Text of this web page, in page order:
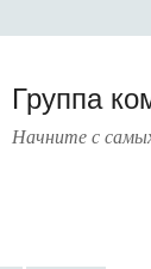
Группа
Начните с